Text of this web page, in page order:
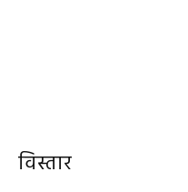
विस्तार